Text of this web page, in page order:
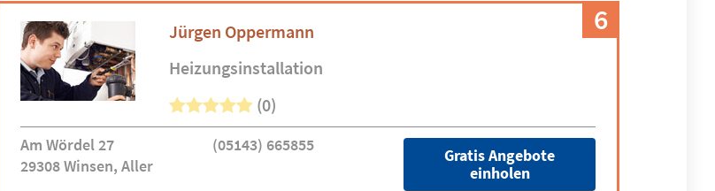
6
Jürgen Oppermann
Heizungsinstallation
(0)
Am Wördel 27
29308 Winsen, Aller
(05143) 665855
Gratis Angebote
einholen